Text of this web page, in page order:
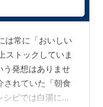
は常に「おいしい
ストックしていま
う発想はありませ
されていた「朝食
ピでは白湯に牛